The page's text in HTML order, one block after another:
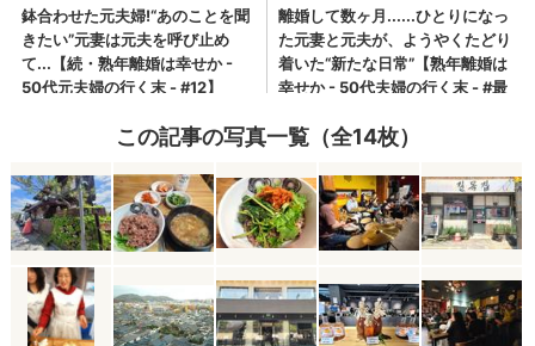
この記事の写真一覧（全14枚）